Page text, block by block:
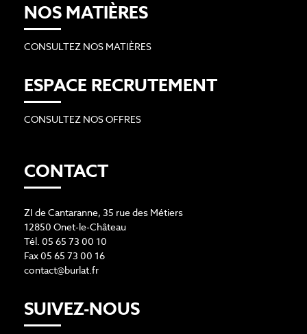
NOS MATIÈRES
CONSULTEZ NOS MATIÈRES
ESPACE RECRUTEMENT
CONSULTEZ NOS OFFRES
CONTACT
ZI de Cantaranne, 35 rue des Métiers
12850 Onet-le-Château
Tél. 05 65 73 00 10
Fax 05 65 73 00 16
contact@burlat.fr
SUIVEZ-NOUS